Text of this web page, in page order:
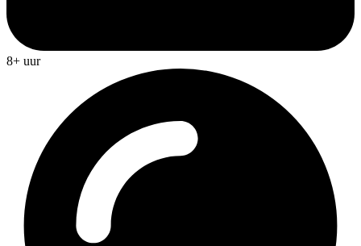
8+ uur